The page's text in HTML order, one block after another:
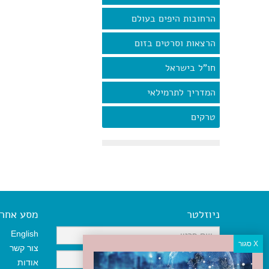
הרחובות היפים בעולם
הרצאות וסרטים בזום
חו"ל בישראל
המדריך לתרמילאי
טרקים
ניוזלטר מסע אחר
English
צור קשר
אודות